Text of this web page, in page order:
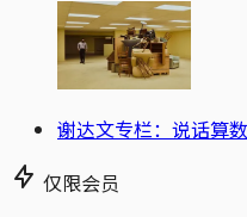
谢达文专栏：说话算数
仅限会员